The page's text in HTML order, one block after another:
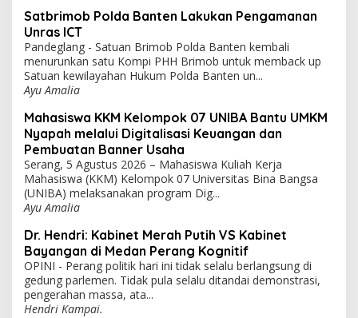
Satbrimob Polda Banten Lakukan Pengamanan
Unras ICT
Pandeglang - Satuan Brimob Polda Banten kembali
menurunkan satu Kompi PHH Brimob untuk memback up
Satuan kewilayahan Hukum Polda Banten un...
Ayu Amalia
Mahasiswa KKM Kelompok 07 UNIBA Bantu UMKM
Nyapah melalui Digitalisasi Keuangan dan
Pembuatan Banner Usaha
Serang, 5 Agustus 2026 – Mahasiswa Kuliah Kerja
Mahasiswa (KKM) Kelompok 07 Universitas Bina Bangsa
(UNIBA) melaksanakan program Dig...
Ayu Amalia
Dr. Hendri: Kabinet Merah Putih VS Kabinet
Bayangan di Medan Perang Kognitif
OPINI - Perang politik hari ini tidak selalu berlangsung di
gedung parlemen. Tidak pula selalu ditandai demonstrasi,
pengerahan massa, ata...
Hendri Kampai.